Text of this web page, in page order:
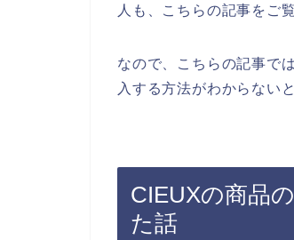
人も、こちらの記事をご
なので、こちらの記事で
入する方法がわからない
CIEUXの商品
た話